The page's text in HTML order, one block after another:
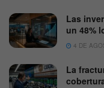
Las
un 48%
4 DE
La